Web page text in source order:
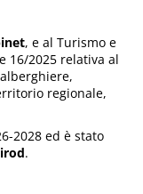
, e al Turismo e
16/2025 relativa al
regionale,
2028 ed è stato
.